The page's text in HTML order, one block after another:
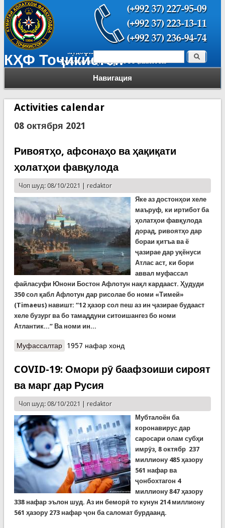
КҲФ Тоҷикистон
Навигация
Форма поиска Поиск
Activities calendar
08 октября 2021
Ривоятҳо, афсонаҳо ва ҳақиқати
ҳолатҳои фавқулода
Чоп шуд: 08/10/2021 | redaktor
Яке аз достонҳои хеле
маъруф, ки иртибот ба
ҳолатҳои фавқулода
дорад, ривоятҳо дар
бораи қитъа ва ё
ҷазирае дар уқёнуси
Атлас аст, ки бори
аввал муфассал
файласуфи Юнони Бостон Афлотун нақл кардааст. Ҳудуди
350 сол қабл Афлотун дар рисолае бо номи «Тимей»
(Timaeus) навишт: “12 ҳазор сол пеш аз ин ҷазирае будааст
хеле бузург ва бо тамаддуни ситоишангез бо номи
Атлантик...” Ва номи ин...
Муфассалтаро Ривоятҳо, афсонаҳо ва ҳақиқати ҳолатҳои
1957 нафар хонд
COVID-19: Омори рӯ баафзоиши сироят
ва марг дар Русия
Чоп шуд: 08/10/2021 | redaktor
Мубталоён ба
коронавирус дар
саросари олам субҳи
имрӯз, 8 октябр 237
миллиону 485 ҳазору
561 нафар ва
ҷонбохтагон 4
миллиону 847 ҳазору
338 нафар эълон шуд. Аз ин беморӣ то кунун 214 миллиону
561 ҳазору 273 нафар ҷон ба саломат бурдаанд.